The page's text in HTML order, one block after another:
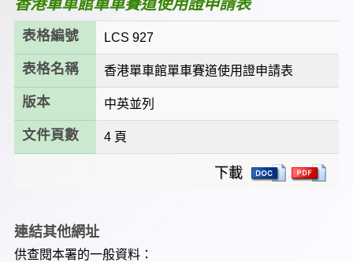
香港單車館單車賽道使用證申請表
表格編號 LCS 927
表格名稱 香港單車館單車賽道使用證申請表
版本 中英並列
文件頁數 4 頁
下載
連結其他網址
供查閱本署的一般資料：